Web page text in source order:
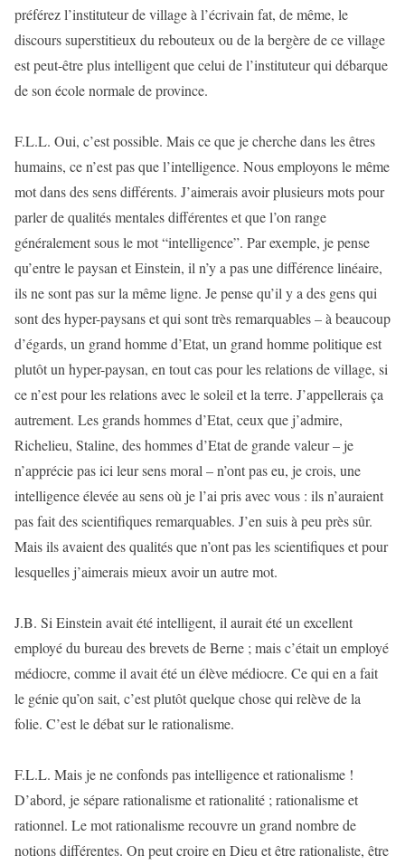
préférez l’instituteur de village à l’écrivain fat, de même, le
discours superstitieux du rebouteux ou de la bergère de ce village
est peut-être plus intelligent que celui de l’instituteur qui débarque
de son école normale de province.
F.L.L. Oui, c’est possible. Mais ce que je cherche dans les êtres
humains, ce n’est pas que l’intelligence. Nous employons le même
mot dans des sens différents. J’aimerais avoir plusieurs mots pour
parler de qualités mentales différentes et que l’on range
généralement sous le mot “intelligence”. Par exemple, je pense
qu’entre le paysan et Einstein, il n’y a pas une différence linéaire,
ils ne sont pas sur la même ligne. Je pense qu’il y a des gens qui
sont des hyper-paysans et qui sont très remarquables – à beaucoup
d’égards, un grand homme d’Etat, un grand homme politique est
plutôt un hyper-paysan, en tout cas pour les relations de village, si
ce n’est pour les relations avec le soleil et la terre. J’appellerais ça
autrement. Les grands hommes d’Etat, ceux que j’admire,
Richelieu, Staline, des hommes d’Etat de grande valeur – je
n’apprécie pas ici leur sens moral – n’ont pas eu, je crois, une
intelligence élevée au sens où je l’ai pris avec vous : ils n’auraient
pas fait des scientifiques remarquables. J’en suis à peu près sûr.
Mais ils avaient des qualités que n’ont pas les scientifiques et pour
lesquelles j’aimerais mieux avoir un autre mot.
J.B. Si Einstein avait été intelligent, il aurait été un excellent
employé du bureau des brevets de Berne ; mais c’était un employé
médiocre, comme il avait été un élève médiocre. Ce qui en a fait
le génie qu’on sait, c’est plutôt quelque chose qui relève de la
folie. C’est le débat sur le rationalisme.
F.L.L. Mais je ne confonds pas intelligence et rationalisme !
D’abord, je sépare rationalisme et rationalité ; rationalisme et
rationnel. Le mot rationalisme recouvre un grand nombre de
notions différentes. On peut croire en Dieu et être rationaliste, être